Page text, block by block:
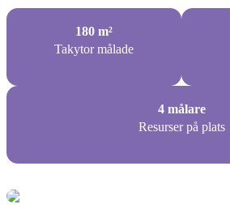
180 m²
Takytor målade
4 målare
Resurser på plats